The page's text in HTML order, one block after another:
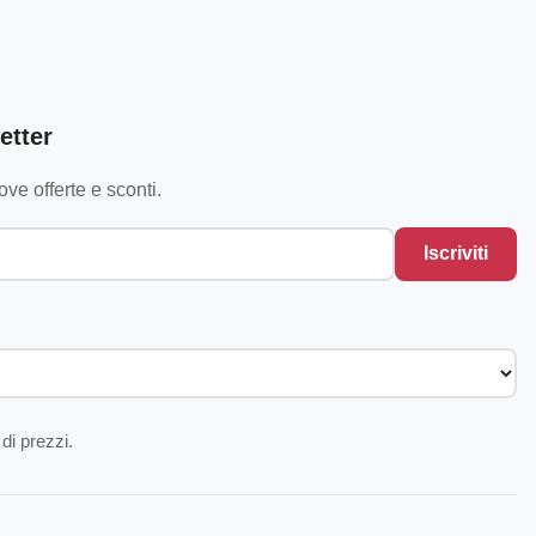
offerte e sconti.
Iscriviti
prezzi.